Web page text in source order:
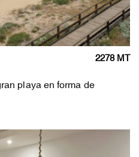
2278 MT
playa en forma de